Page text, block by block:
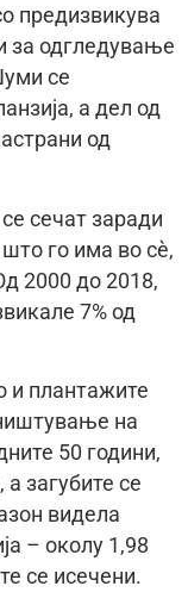
предизвикува
за одгледување
се
а дел од
од
сечат заради
го има во сè,
2000 до 2018,
7% од
и плантажите
на
50 години,
загубите се
видела
– околу 1,98
се исечени.